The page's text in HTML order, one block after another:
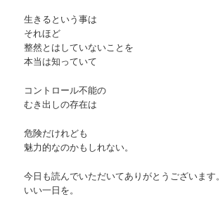
生きるという事は
それほど
整然とはしていないことを
本当は知っていて
コントロール不能の
むき出しの存在は
危険だけれども
魅力的なのかもしれない。
今日も読んでいただいてありがとうございます。
いい一日を。